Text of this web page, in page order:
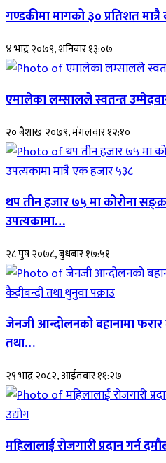
गण्डकीमा मागको ३० प्रतिशत मात्रै
४ भाद्र २०७९, शनिबार १३:०७
एमालेका लम्सालले स्वतन्त्र
२० बैशाख २०७९, मंगलवार १२:१०
थप तीन हजार ७५ मा कोरोना
उपत्यकामा…
२८ पुष २०७८, बुधबार १७:५१
जेनजी आन्दोलनको बहानामा
तथा…
२९ भाद्र २०८२, आईतवार ११:२७
महिलालाई रोजगारी प्रदान गर्न